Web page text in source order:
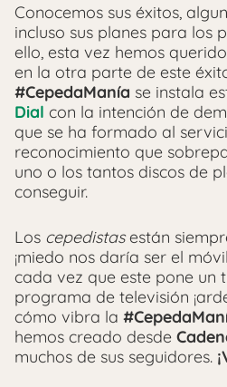
Conocemos sus éxitos,
incluso sus planes para los
ello, esta vez hemos
en la otra parte de este
#CepedaManía se instala
Dial con la intención de
que se ha formado al
reconocimiento que
uno o los tantos discos de
conseguir.
Los cepedistasestán
¡miedo nos daría ser el
cada vez que este pone un
programa de televisión
cómo vibra la
hemos creado desde
muchos de sus seguidores.